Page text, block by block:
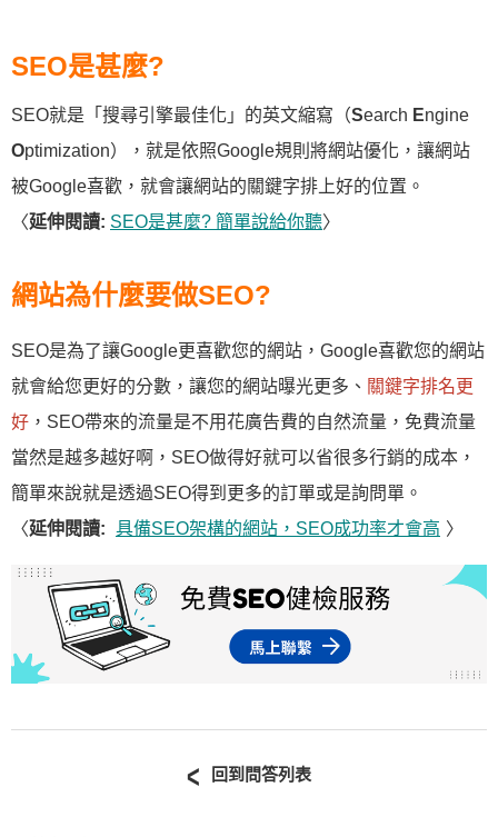
SEO是甚麼?
SEO就是「搜尋引擎最佳化」的英文縮寫（Search Engine
Optimization），就是依照Google規則將網站優化，讓網站
被Google喜歡，就會讓網站的關鍵字排上好的位置。
〈延伸閱讀: SEO是甚麼? 簡單說給你聽〉
網站為什麼要做SEO?
SEO是為了讓Google更喜歡您的網站，Google喜歡您的網站
就會給您更好的分數，讓您的網站曝光更多、 關鍵字排名更
好 ，SEO帶來的流量是不用花廣告費的自然流量，免費流量
當然是越多越好啊，SEO做得好就可以省很多行銷的成本，
簡單來說就是透過SEO得到更多的訂單或是詢問單。
〈延伸閱讀: 具備SEO架構的網站，SEO成功率才會高 〉
回到問答列表